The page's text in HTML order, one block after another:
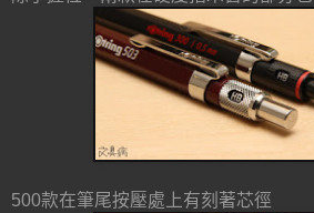
500款在筆尾按壓處上有刻著芯徑